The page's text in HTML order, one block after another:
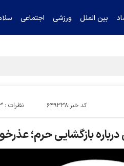
بین الملل ورزشی اجتماعی
کد خبر:۶۴۹۳۳۸ نظرات : ۳
بازگشایی حرم‌؛